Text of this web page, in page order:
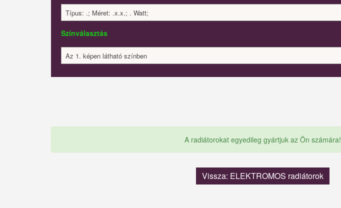
Típus: .; Méret: .x.x.; . Watt;
Színválasztás
Az 1. képen látható színben
A radiátorokat egyedileg gyártjuk az Ön számára!
Vissza: ELEKTROMOS radiátorok